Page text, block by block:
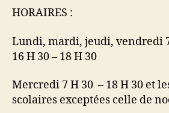
HORAIRES :
Lundi, mardi, jeudi, vendredi 7
16 H 30 – 18 H 30
Mercredi 7 H 30 – 18 H 30 et
scolaires exceptées celle de